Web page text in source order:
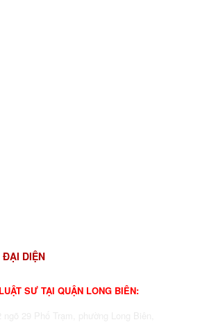
ĐẠI DIỆN
SƯ TẠI QUẬN LONG BIÊN: